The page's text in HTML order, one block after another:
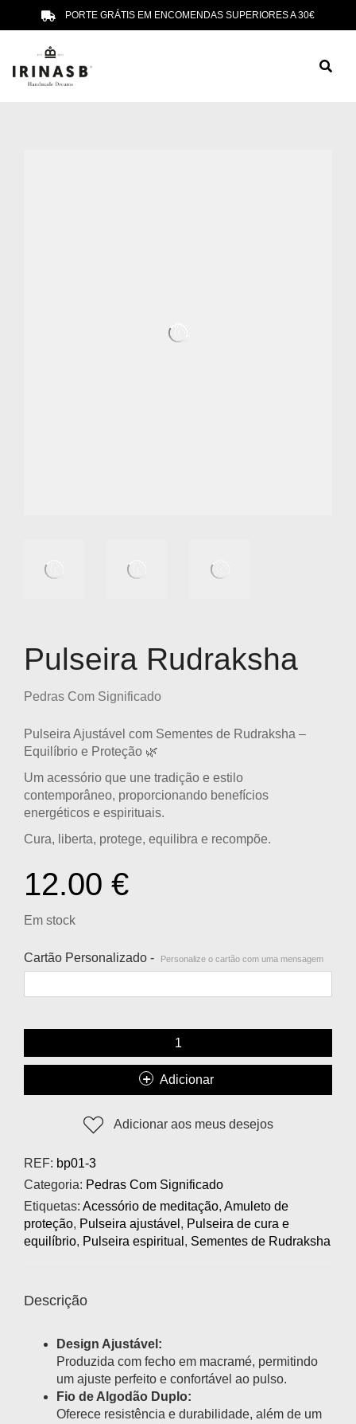
PORTE GRÁTIS EM ENCOMENDAS SUPERIORES A 30€
Pulseira Rudraksha
Pedras Com Significado
Pulseira Ajustável com Sementes de Rudraksha –
Equilíbrio e Proteção 🌿
Um acessório que une tradição e estilo
contemporâneo, proporcionando benefícios
energéticos e espirituais.
Cura, liberta, protege, equilibra e recompõe.
12.00 €
Em stock
Cartão Personalizado - Personalize o cartão com uma mensagem
Adicionar
Adicionar aos meus desejos
REF: bp01-3
Categoria: Pedras Com Significado
Etiquetas: Acessório de meditação, Amuleto de
proteção, Pulseira ajustável , Pulseira de cura e
equilíbrio, Pulseira espiritual , Sementes de Rudraksha
Descrição
Design Ajustável:
Produzida com fecho em macramé, permitindo
um ajuste perfeito e confortável ao pulso.
Fio de Algodão Duplo:
Oferece resistência e durabilidade, além de um